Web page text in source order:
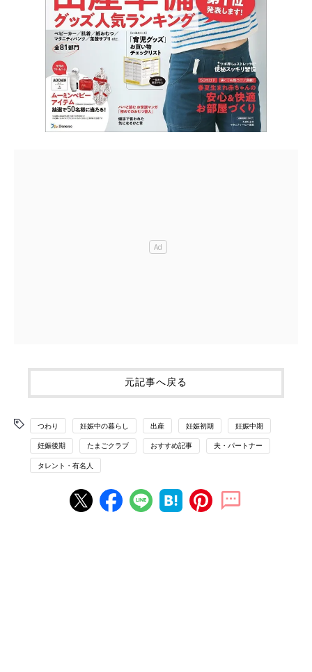
元記事へ戻る
つわり 妊娠中の暮らし 出産 妊娠初期 妊娠中期
妊娠後期 たまごクラブ おすすめ記事 夫・パートナー
タレント・有名人